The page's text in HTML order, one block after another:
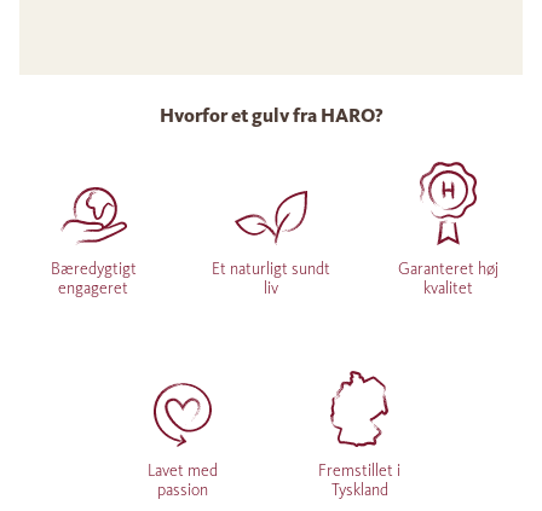
Hvorfor et gulv fra HARO?
Bæredygtigt
engageret
Et naturligt sundt
liv
Garanteret høj
kvalitet
Lavet med
passion
Fremstillet i
Tyskland